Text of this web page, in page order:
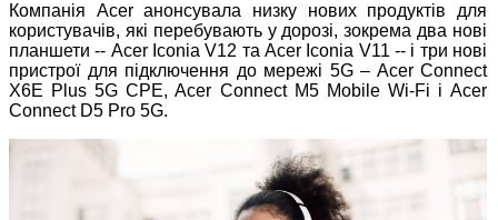
Компанія Acer анонсувала низку нових продуктів для
користувачів, які перебувають у дорозі, зокрема два нові
планшети -- Acer Iconia V12 та Acer Iconia V11 -- і три нові
пристрої для підключення до мережі 5G – Acer Connect
X6E Plus 5G CPE, Acer Connect M5 Mobile Wi-Fi і Acer
Connect D5 Pro 5G.